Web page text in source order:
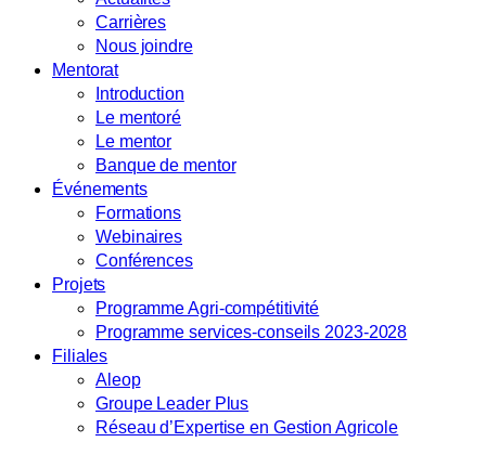
Carrières
Nous joindre
Mentorat
Introduction
Le mentoré
Le mentor
Banque de mentor
Événements
Formations
Webinaires
Conférences
Projets
Programme Agri-compétitivité
Programme services-conseils 2023-2028
Filiales
Aleop
Groupe Leader Plus
Réseau d’Expertise en Gestion Agricole